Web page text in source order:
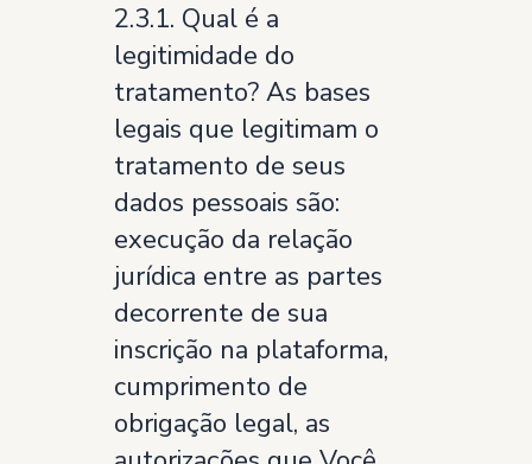
2.3.1. Qual é a
legitimidade do
tratamento? As bases
legais que legitimam o
tratamento de seus
dados pessoais são:
execução da relação
jurídica entre as partes
decorrente de sua
inscrição na plataforma,
cumprimento de
obrigação legal, as